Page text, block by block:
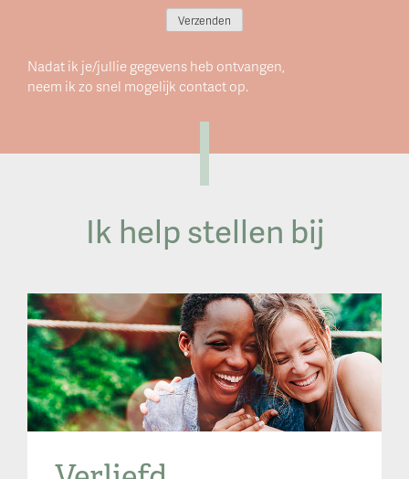
Verzenden
Nadat ik je/jullie gegevens heb ontvangen,
neem ik zo snel mogelijk contact op.
Ik help stellen bij